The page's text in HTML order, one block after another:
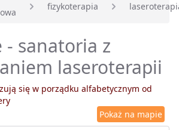
fizykoterapia
- sanatoria z
laseroterapii
się w porządku alfabetycznym od
Pokaż na mapie